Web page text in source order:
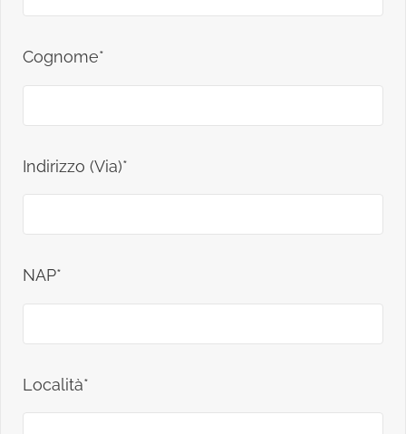
Cognome*
Indirizzo (Via)*
NAP*
Località*